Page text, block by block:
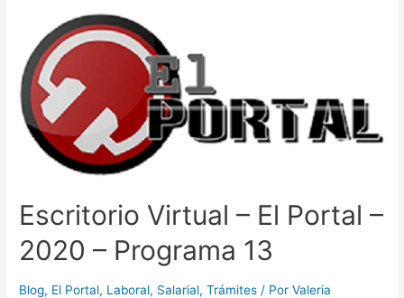
Portal
–
2020
–
Programa
Escritorio Virtual – El Portal –
2020 – Programa 13
Blog, El Portal, Laboral, Salarial,Trámites / PorValeria